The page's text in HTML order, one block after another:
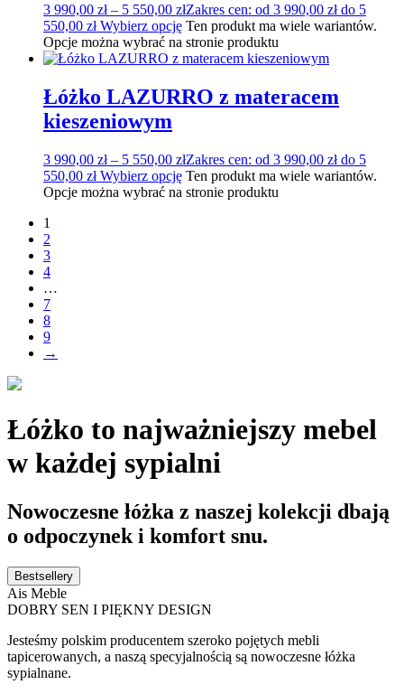
3 990,00 zł – 5 550,00 złZakres cen: od 3 990,00 zł do 5
550,00 zł Wybierz opcję Ten produkt ma wiele wariantów.
Opcje można wybrać na stronie produktu
Łóżko LAZURRO z materacem
kieszeniowym
3 990,00 zł – 5 550,00 złZakres cen: od 3 990,00 zł do 5
550,00 zł Wybierz opcję Ten produkt ma wiele wariantów.
Opcje można wybrać na stronie produktu
1
2
3
4
…
7
8
9
→
Łóżko to najważniejszy mebel
w każdej sypialni
Nowoczesne łóżka z naszej kolekcji dbają
o odpoczynek i komfort snu.
Bestsellery
Ais Meble
DOBRY SEN I PIĘKNY DESIGN
Jesteśmy polskim producentem szeroko pojętych mebli
tapicerowanych, a naszą specyjalnością są nowoczesne łóżka
sypialnane.